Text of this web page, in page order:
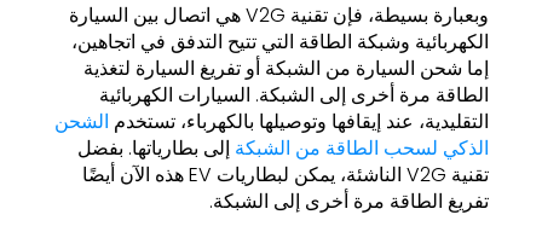
وبعبارة بسيطة، فإن تقنية V2G هي اتصال بين السيارة
الكهربائية وشبكة الطاقة التي تتيح التدفق في اتجاهين،
إما شحن السيارة من الشبكة أو تفريغ السيارة لتغذية
الطاقة مرة أخرى إلى الشبكة. السيارات الكهربائية
التقليدية، عند إيقافها وتوصيلها بالكهرباء، تستخدم الشحن
الذكي لسحب الطاقة من الشبكة إلى بطارياتها. بفضل
تقنية V2G الناشئة، يمكن لبطاريات EV هذه الآن أيضًا
تفريغ الطاقة مرة أخرى إلى الشبكة.